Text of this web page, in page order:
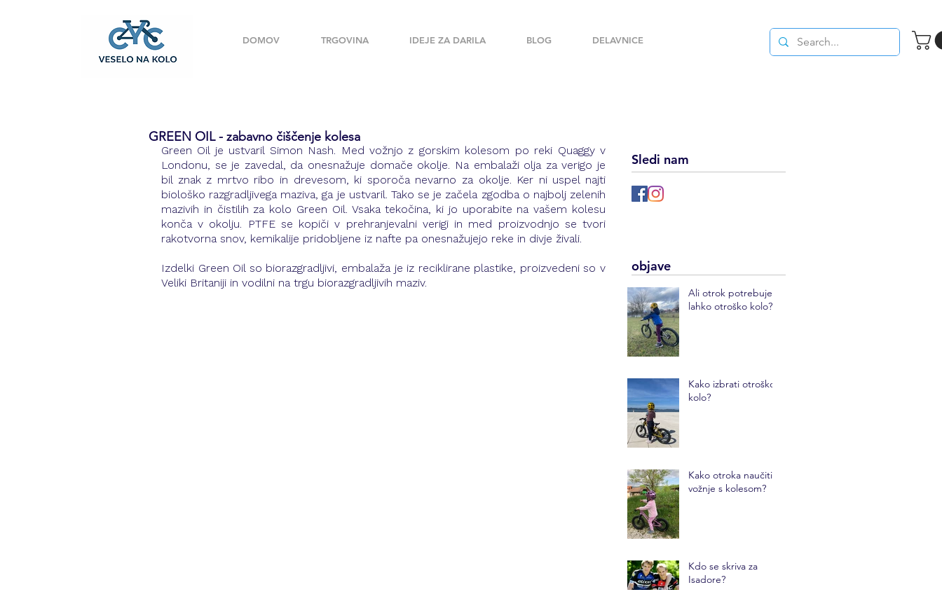
DOMOV TRGOVINA IDEJE ZA DARILA BLOG DELAVNICE
GREEN OIL - zabavno čiščenje kolesa
Green Oil je ustvaril Simon Nash. Med vožnjo z gorskim kolesom po reki Quaggy v
Londonu, se je zavedal, da onesnažuje domače okolje. Na embalaži olja za verigo je
bil znak z mrtvo ribo in drevesom, ki sporoča nevarno za okolje. Ker ni uspel najti
biološko razgradljivega maziva, ga je ustvaril. Tako se je začela zgodba o najbolj zelenih
mazivih in čistilih za kolo Green Oil. Vsaka tekočina, ki jo uporabite na vašem kolesu
konča v okolju. PTFE se kopiči v prehranjevalni verigi in med proizvodnjo se tvori
rakotvorna snov, kemikalije pridobljene iz nafte pa onesnažujejo reke in divje živali.
Izdelki Green Oil so biorazgradljivi, embalaža je iz reciklirane plastike, proizvedeni so v
Veliki Britaniji in vodilni na trgu biorazgradljivih maziv.
Sledi nam
objave
Ali otrok potrebuje
lahko otroško kolo?
Kako izbrati otroško
kolo?
Kako otroka naučiti
vožnje s kolesom?
Kdo se skriva za
Isadore?